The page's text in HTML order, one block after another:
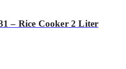
– Rice Cooker 2 Liter